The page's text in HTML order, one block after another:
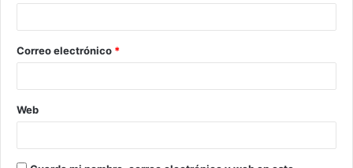
Correo electrónico *
Web